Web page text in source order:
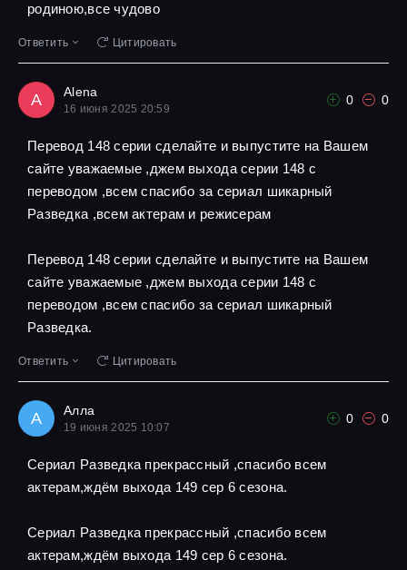
родиною,все чудово
Ответить Цитировать
A Alena
16 июня 2025 20:59
0 0
Перевод 148 серии сделайте и выпустите на Вашем
сайте уважаемые ,джем выхода серии 148 с
переводом ,всем спасибо за сериал шикарный
Разведка ,всем актерам и режисерам
Перевод 148 серии сделайте и выпустите на Вашем
сайте уважаемые ,джем выхода серии 148 с
переводом ,всем спасибо за сериал шикарный
Разведка.
Ответить Цитировать
А Алла
19 июня 2025 10:07
0 0
Сериал Разведка прекрассный ,спасибо всем
актерам,ждём выхода 149 сер 6 сезона.
Сериал Разведка прекрассный ,спасибо всем
актерам,ждём выхода 149 сер 6 сезона.